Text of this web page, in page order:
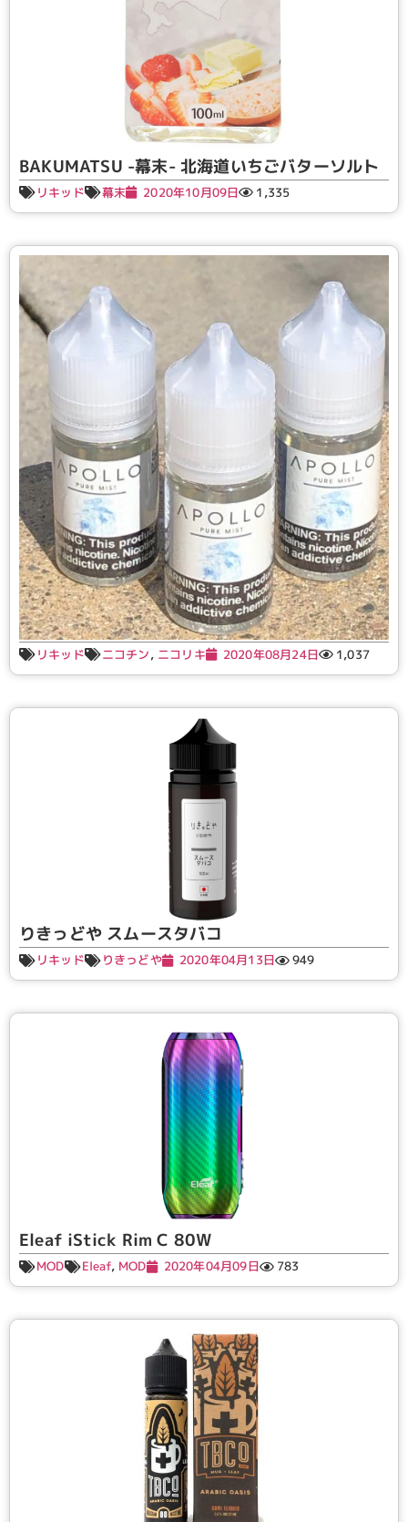
BAKUMATSU -幕末- 北海道いちごバターソルト
リキッド 幕末 2020年10月09日 1,335
リキッド ニコチン, ニコリキ 2020年08月24日 1,037
りきっどや スムースタバコ
リキッド りきっどや 2020年04月13日 949
Eleaf iStick Rim C 80W
MOD Eleaf, MOD 2020年04月09日 783